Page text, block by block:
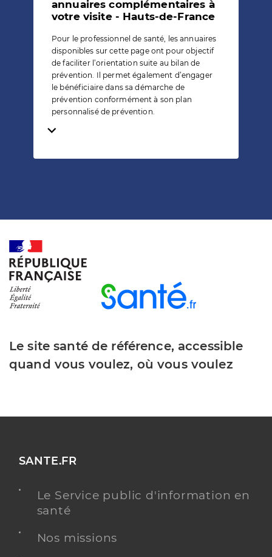
annuaires complémentaires à
votre visite - Hauts-de-France
Pour le professionnel de santé, les annuaires
disponibles sur cette page ont pour objectif
de faciliter l’orientation suite au bilan de
prévention. Il permet également d’engager
le bénéficiaire dans sa démarche de
prévention conformément à son plan
personnalisé de prévention.
Temps de lecture
Le site santé de référence, accessible
quand vous voulez, où vous voulez
SANTE.FR
Le Service public d'information en
santé
Nos missions